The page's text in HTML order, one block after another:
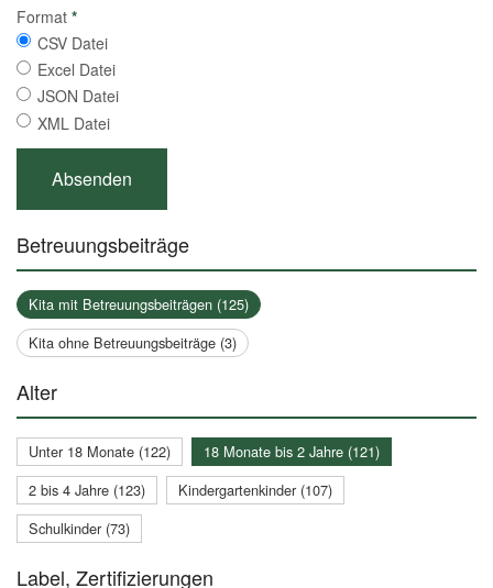
Format *
CSV Datei
Excel Datei
JSON Datei
XML Datei
Betreuungsbeiträge
Kita mit Betreuungsbeiträgen (125)
Kita ohne Betreuungsbeiträge (3)
Alter
Unter 18 Monate (122)
18 Monate bis 2 Jahre (121)
2 bis 4 Jahre (123)
Kindergartenkinder (107)
Schulkinder (73)
Label, Zertifizierungen